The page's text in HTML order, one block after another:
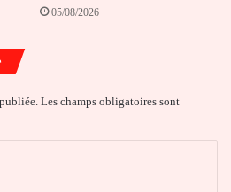
05/08/2026
Les champs obligatoires sont